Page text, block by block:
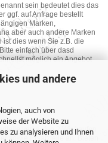
und andere
auch von
der Website zu
zu analysieren und Ihnen
sein bedeutet dies das
ggf. auf Anfrage bestellt
Marken,
aber auch andere Marken
ist dies wenn Sie z.B. die
einfach über dasd
möglich ein Angebot
verkaufen ? Wir kaufen
sowie Ersatzteile an. Bieten